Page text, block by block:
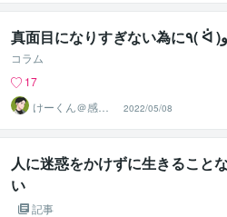
コラム
17
けーくん＠感情
に寄り添う傾聴
人「K」
2022/05/08
人に迷惑をかけずに生きること
い
記事